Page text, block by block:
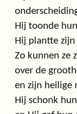
Hij toonde
Hij plantte
Zo kunnen ze
over de
en zijn heilige
Hij schonk